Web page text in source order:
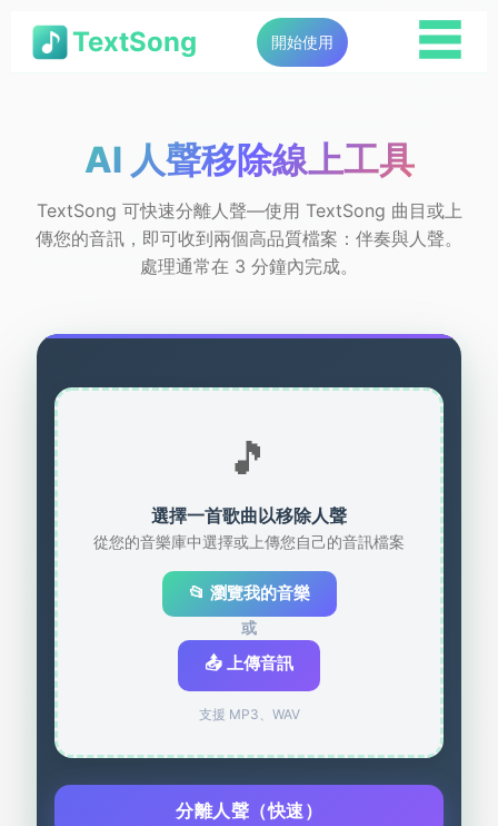
TextSong 開始使用 ☰
AI 人聲移除線上工具
TextSong 可快速分離人聲—使用 TextSong 曲目或上
傳您的音訊，即可收到兩個高品質檔案：伴奏與人聲。
處理通常在 3 分鐘內完成。
🎵
選擇一首歌曲以移除人聲
從您的音樂庫中選擇或上傳您自己的音訊檔案
📂 瀏覽我的音樂
或
📤 上傳音訊
支援 MP3、WAV
分離人聲（快速）